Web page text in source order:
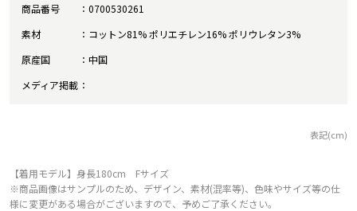
商品番号
0700530261
素材
コットン81% ポリエチレン16% ポリウレタン3%
原産国
中国
メディア掲載
表記(cm)
【着用モデル】身長180cm Fサイズ
※商品画像はサンプルのため、デザイン、素材(混率等)、色味やサイズ等の仕
様に変更がある場合がございますので、予めご了承ください。